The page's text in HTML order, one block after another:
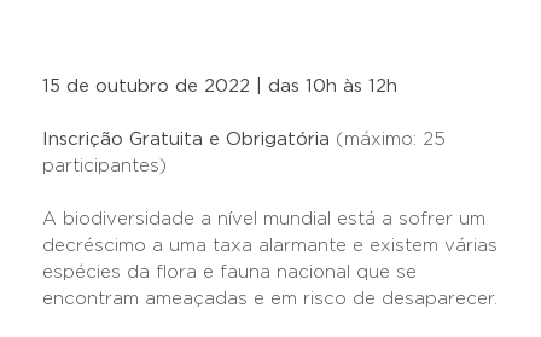
15 de outubro de 2022 | das 10h às 12h
Inscrição Gratuita e Obrigatória (máximo: 25
participantes)
A biodiversidade a nível mundial está a sofrer um
decréscimo a uma taxa alarmante e existem várias
espécies da flora e fauna nacional que se
encontram ameaçadas e em risco de desaparecer.